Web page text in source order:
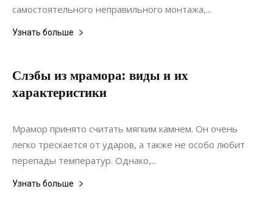
самостоятельного неправильного монтажа,...
Узнать больше
Слэбы из мрамора: виды и их
характеристики
04.06.2021
Мрамор принято считать мягким камнем. Он очень
легко трескается от ударов, а также не особо любит
перепады температур. Однако,...
Узнать больше